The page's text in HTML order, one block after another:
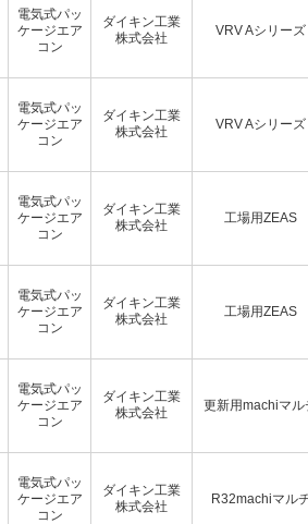
電気式パッ
ケージエア
コン
ダイキン工業
株式会社
VRV Aシリーズ
電気式パッ
ケージエア
コン
ダイキン工業
株式会社
VRV Aシリーズ
電気式パッ
ケージエア
コン
ダイキン工業
株式会社
工場用ZEAS
電気式パッ
ケージエア
コン
ダイキン工業
株式会社
工場用ZEAS
電気式パッ
ケージエア
コン
ダイキン工業
株式会社
更新用machiマル
電気式パッ
ケージエア
コン
ダイキン工業
株式会社
R32machiマル